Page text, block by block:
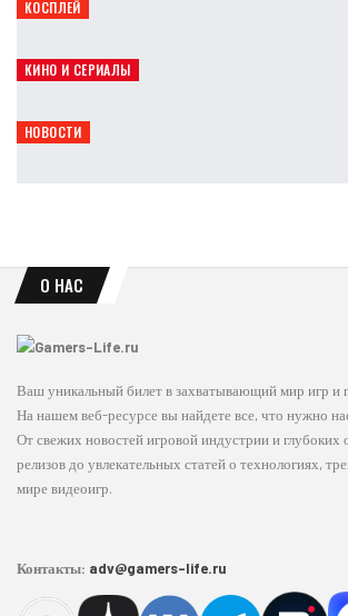
КОСПЛЕЙ
Опасная грация: косплей Чёрной кошки из Marvel
КИНО И СЕРИАЛЫ
Сэди Синк обсудила будущее Джин Грей в MCU
НОВОСТИ
THQ Nordic переименовала мобильное подразделение
О НАС
Ваш уникальный билет в захватывающий мир игр и
На нашем веб-ресурсе вы найдете все, что нужно
От свежих новостей игровой индустрии и глубоких
релизов до увлекательных статей о технологиях,
мире видеоигр.
Контакты: adv@gamers-life.ru